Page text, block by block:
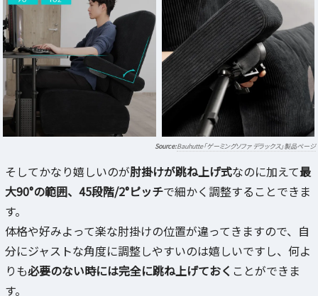
Bauhutte「ゲーミングソファ デラックス」製品ページ
そしてかなり嬉しいのが肘掛けが跳ね上げ式なのに加えて最
大90°の範囲、45段階/2°ピッチで細かく調整することできま
す。
体格や好みよって楽な肘掛けの位置が違ってきますので、自
分にジャストな角度に調整しやすいのは嬉しいですし、何よ
りも必要のない時には完全に跳ね上げておく ことができま
す。